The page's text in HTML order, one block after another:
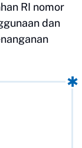
RI nomor
dan